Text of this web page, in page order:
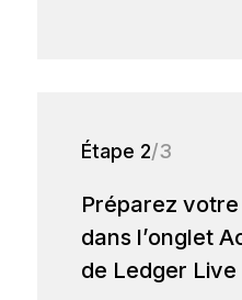
Étape 2/3
Préparez
dans l’onglet
de Ledger Live